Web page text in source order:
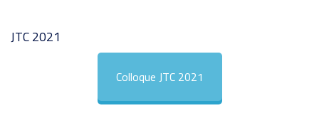
JTC 2021
Colloque JTC 2021